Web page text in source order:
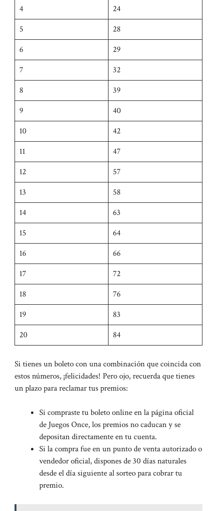
4
24
5
28
6
29
7
32
8
39
9
40
10
42
11
47
12
57
13
58
14
63
15
64
16
66
17
72
18
76
19
83
20
84
Si tienes un boleto con una combinación que coincida con
estos números, ¡felicidades! Pero ojo, recuerda que tienes
un plazo para reclamar tus premios:
Si compraste tu boleto online en la página oficial
de Juegos Once, los premios no caducan y se
depositan directamente en tu cuenta.
Si la compra fue en un punto de venta autorizado o
vendedor oficial, dispones de 30 días naturales
desde el día siguiente al sorteo para cobrar tu
premio.